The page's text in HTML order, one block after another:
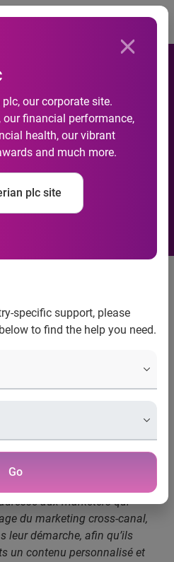
our corporate site.
our financial performance,
health, our vibrant
and much more.
plc site
specific support, please
to find the help you need.
Go
Services
livre blanc
marketers à
du
canal
–Experian Marketing Services,
des données, de la
cross-canal, annonce
livre blanc.
délivrer le bon message à
Contrairement à jadis où ils
les clients utilisent
une large variété de canaux et
aux marketers qui
du marketing cross-canal,
leur démarche, afin qu’ils
un contenu personnalisé et